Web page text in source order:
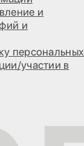
и
и
персональных
участии в